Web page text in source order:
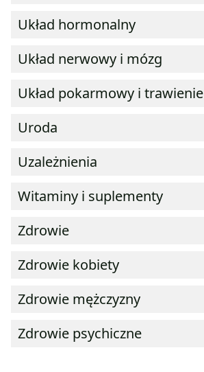
Układ hormonalny
Układ nerwowy i mózg
Układ pokarmowy i trawienie
Uroda
Uzależnienia
Witaminy i suplementy
Zdrowie
Zdrowie kobiety
Zdrowie mężczyzny
Zdrowie psychiczne